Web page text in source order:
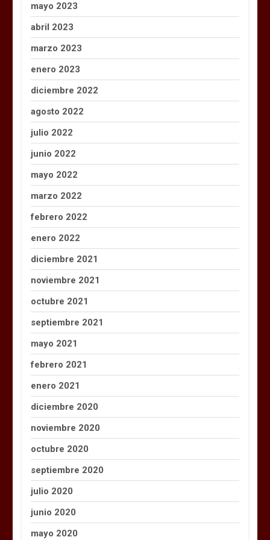
mayo 2023
abril 2023
marzo 2023
enero 2023
diciembre 2022
agosto 2022
julio 2022
junio 2022
mayo 2022
marzo 2022
febrero 2022
enero 2022
diciembre 2021
noviembre 2021
octubre 2021
septiembre 2021
mayo 2021
febrero 2021
enero 2021
diciembre 2020
noviembre 2020
octubre 2020
septiembre 2020
julio 2020
junio 2020
mayo 2020